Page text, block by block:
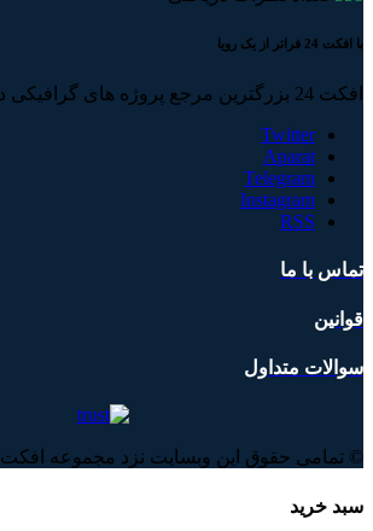
با افکت 24 فراتر از یک رویا
افکت 24 بزرگترین مرجع پروژه های گرافیکی در ایران
Twitter
Aparat
Telegram
Instagram
RSS
تماس با ما
قوانین
سوالات متداول
© تمامی حقوق این وبسایت نزد مجموعه افکت 24 محفوظ میباشد.
سبد خرید